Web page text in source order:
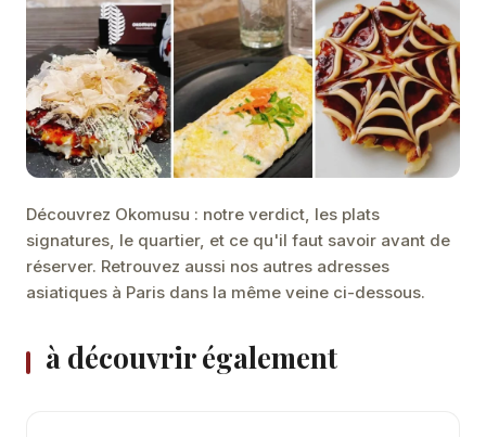
Découvrez Okomusu : notre verdict, les plats
signatures, le quartier, et ce qu'il faut savoir avant de
réserver. Retrouvez aussi nos autres adresses
asiatiques à Paris dans la même veine ci-dessous.
à découvrir également